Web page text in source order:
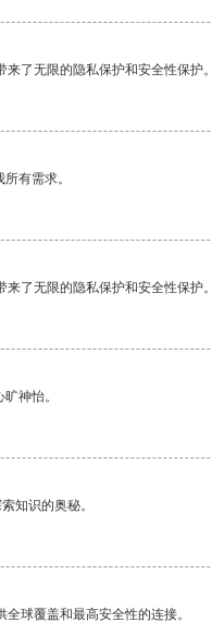
来了无限的隐私保护和安全性保护
有需求。
来了无限的隐私保护和安全性保护
神怡。
知识的奥秘。
球覆盖和最高安全性的连接。